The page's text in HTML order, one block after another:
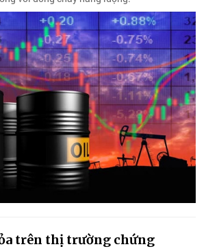
trên thị trường chứng